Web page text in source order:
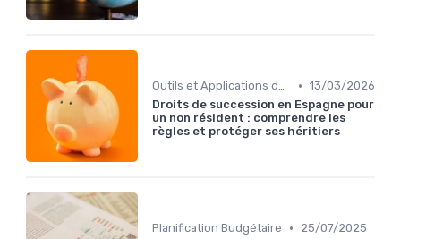
Outils et Applications de Gestion Financière • 13/03/2026
Droits de succession en Espagne pour
un non résident : comprendre les
règles et protéger ses héritiers
Planification Budgétaire •
25/07/2025